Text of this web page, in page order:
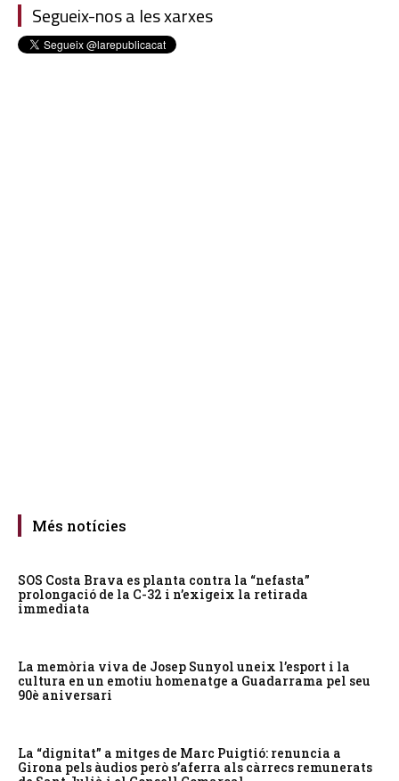
Segueix-nos a les xarxes
Més notícies
SOS Costa Brava es planta contra la “nefasta”
prolongació de la C-32 i n’exigeix la retirada
immediata
La memòria viva de Josep Sunyol uneix l’esport i la
cultura en un emotiu homenatge a Guadarrama pel seu
90è aniversari
La “dignitat” a mitges de Marc Puigtió: renuncia a
Girona pels àudios però s’aferra als càrrecs remunerats